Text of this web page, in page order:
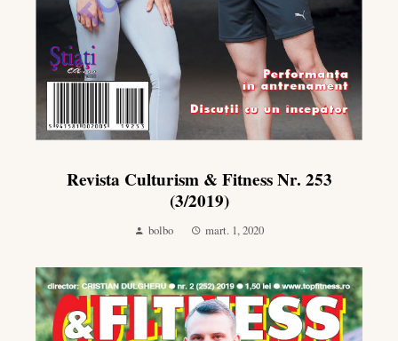
Revista Culturism & Fitness Nr. 253
(3/2019)
bolbo mart. 1, 2020